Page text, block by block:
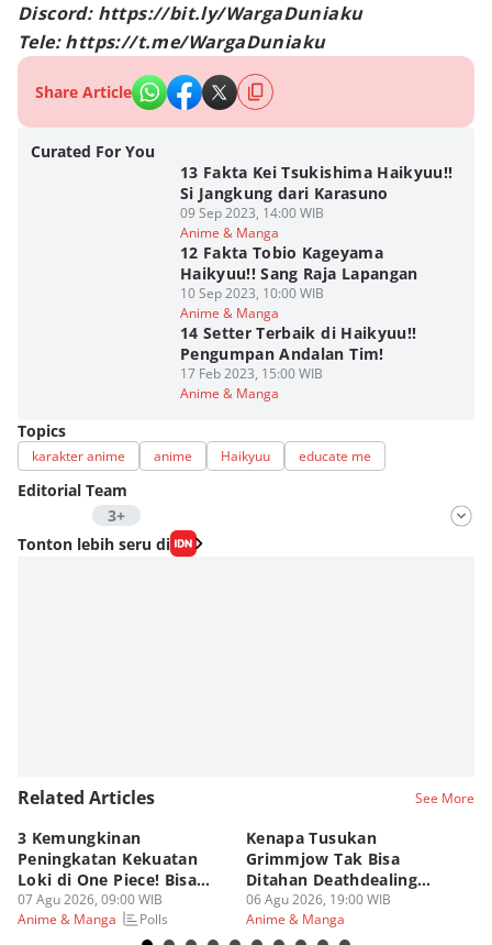
Discord: https://bit.ly/WargaDuniaku
Tele: https://t.me/WargaDuniaku
Share Article
Curated For You
13 Fakta Kei Tsukishima Haikyuu!!
Si Jangkung dari Karasuno
09 Sep 2023, 14:00 WIB
Anime & Manga
12 Fakta Tobio Kageyama
Haikyuu!! Sang Raja Lapangan
10 Sep 2023, 10:00 WIB
Anime & Manga
14 Setter Terbaik di Haikyuu!!
Pengumpan Andalan Tim!
17 Feb 2023, 15:00 WIB
Anime & Manga
Topics
karakter anime anime Haikyuu educate me
Editorial Team
3+
Editor
Fahrul Razi Uni Nurullah
Tonton lebih seru di
Related Articles See More
3 Kemungkinan
Peningkatan Kekuatan
Loki di One Piece! Bisa
Lebih OP?
07 Agu 2026, 09:00 WIB
Anime & Manga
Polls
Kenapa Tusukan
Grimmjow Tak Bisa
Ditahan Deathdealing
Askin Bleach?
06 Agu 2026, 19:00 WIB
Anime & Manga